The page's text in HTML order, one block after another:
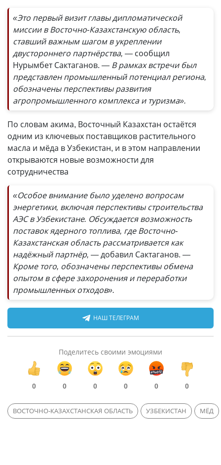
«Это первый визит главы дипломатической
миссии в Восточно-Казахстанскую область,
ставший важным шагом в укреплении
двустороннего партнёрства, — сообщил
Нурымбет Сактаганов. — В рамках встречи был
представлен промышленный потенциал региона,
обозначены перспективы развития
агропромышленного комплекса и туризма».
По словам акима, Восточный Казахстан остаётся
одним из ключевых поставщиков растительного
масла и мёда в Узбекистан, и в этом направлении
открываются новые возможности для
сотрудничества
«Особое внимание было уделено вопросам
энергетики, включая перспективы строительства
АЭС в Узбекистане. Обсуждается возможность
поставок ядерного топлива, где Восточно-
Казахстанская область рассматривается как
надёжный партнёр, —добавил Сактаганов. —
Кроме того, обозначены перспективы обмена
опытом в сфере захоронения и переработки
промышленных отходов».
НАШ ТЕЛЕГРАМ
Поделитесь своими эмоциями
0 0 0 0 0 0
ВОСТОЧНО-КАЗАХСТАНСКАЯ ОБЛАСТЬ УЗБЕКИСТАН МЁД